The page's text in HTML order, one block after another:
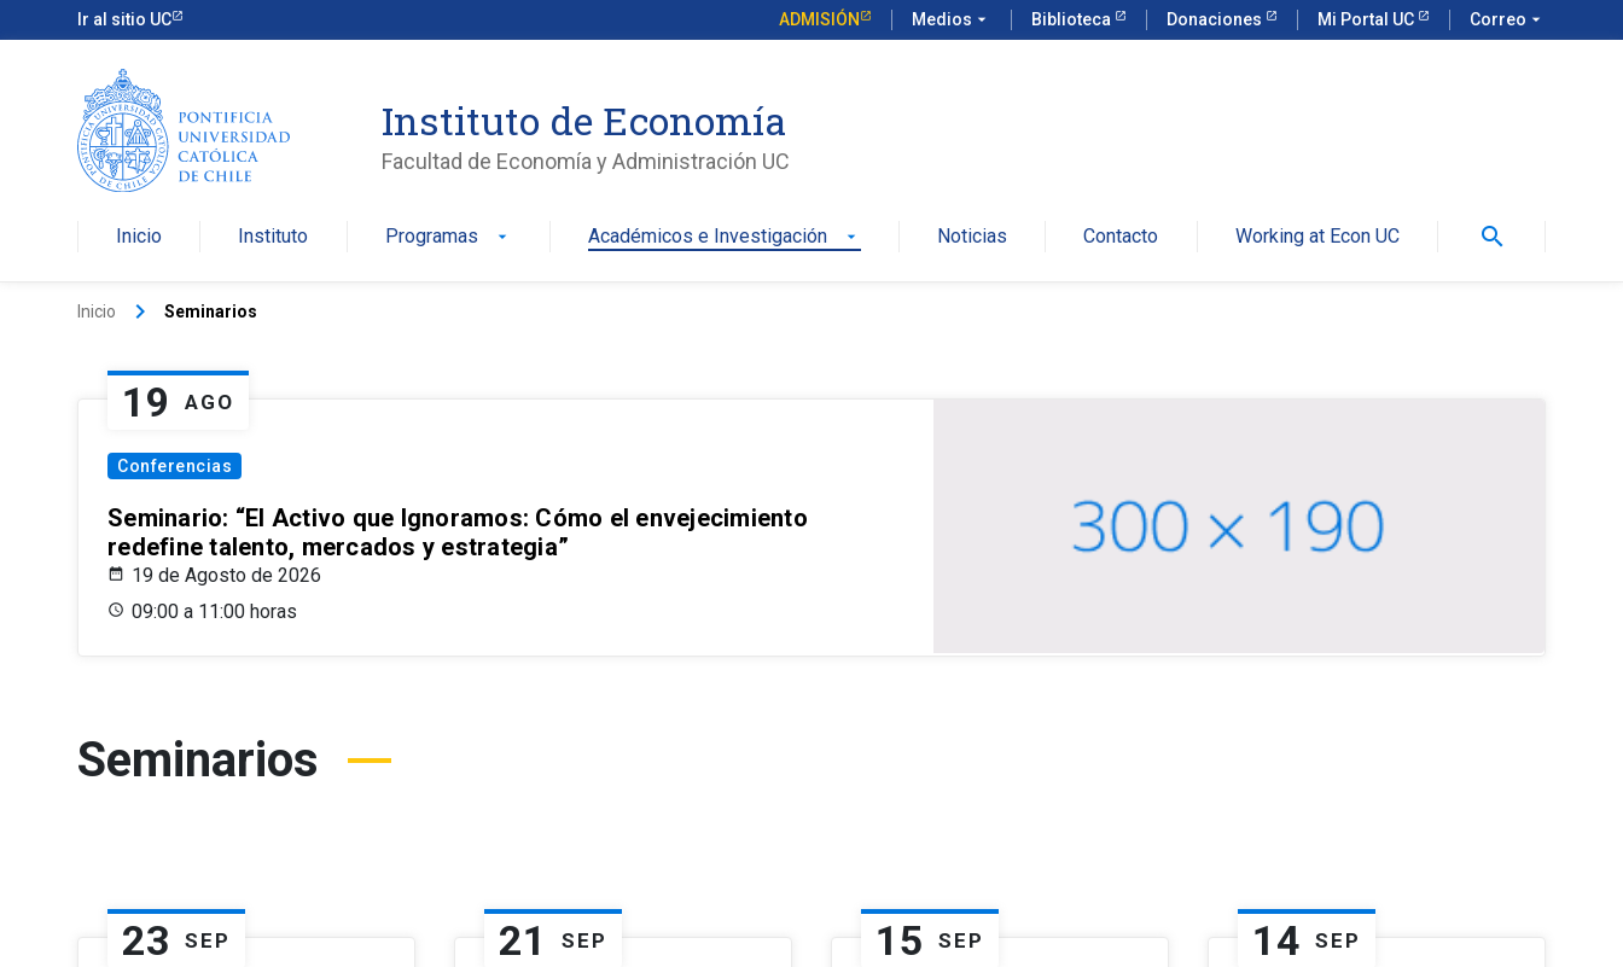
Ir al sitio UC ADMISIÓN Medios arrow_drop_down Biblioteca Donaciones Mi Portal UC Correo arrow_drop_down
Instituto de Economía
Facultad de Economía y Administración UC
Inicio Instituto Programas arrow_drop_down Académicos e Investigación arrow_drop_down Noticias Contacto Working at Econ UC search
Inicio keyboard_arrow_right Seminarios
19 AGO
Conferencias
Seminario: “El Activo que Ignoramos: Cómo el envejecimiento
redefine talento, mercados y estrategia”
19 de Agosto de 2026
09:00 a 11:00 horas
Seminarios
23 SEP 21 SEP 15 SEP 14 SEP